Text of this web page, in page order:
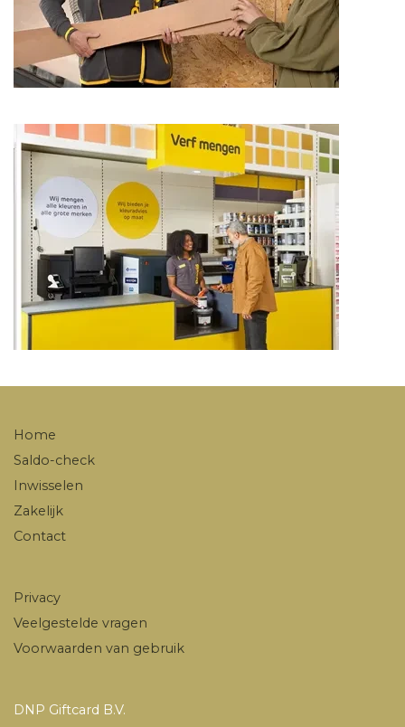
Home
Saldo-check
Inwisselen
Zakelijk
Contact
Privacy
Veelgestelde vragen
Voorwaarden van gebruik
DNP Giftcard B.V.